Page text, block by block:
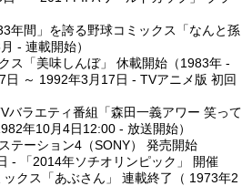
年間」を誇る野球コミックス「なんと孫
- 連載開始）
ス「美味しんぼ」 休載開始（1983年 -
～ 1992年3月17日 - TVアニメ版 初回
バラエティ番組「森田一義アワー 笑って
年10月4日12:00 - 放送開始）
テーション4（SONY） 発売開始
- 「2014年ソチオリンピック」 開催
クス「あぶさん」 連載終了（ 1973年2